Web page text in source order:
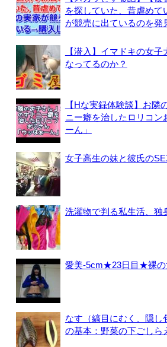
を探していた、昔虐めて
が競売に出ているのを
【潜入】イマドキの女
なってるのか？
【Hな実録体験談】お隣
ニー癖を治したロリコン
ーん」
女子高生の妹と彼氏の
洗濯物で判る私生活、独
愛美-5cm★23日目★裸の
なす（縞目にむく、
の基本：野菜の下ごしら